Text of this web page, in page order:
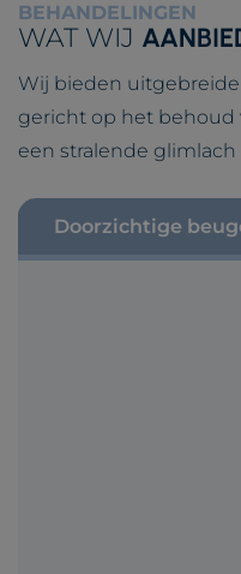
BEHANDELINGEN
WAT WIJ
Wij bieden
gericht op het
een stralende
Doorzichtige